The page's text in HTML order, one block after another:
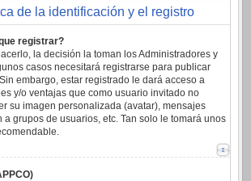
de la identificación y el registro
registrar?
la decisión la toman los Administradores y
casos necesitará registrarse para publicar
embargo, estar registrado le dará acceso a
y/o ventajas que como usuario invitado no
su imagen personalizada (avatar), mensajes
a grupos de usuarios, etc. Tan solo le tomará unos